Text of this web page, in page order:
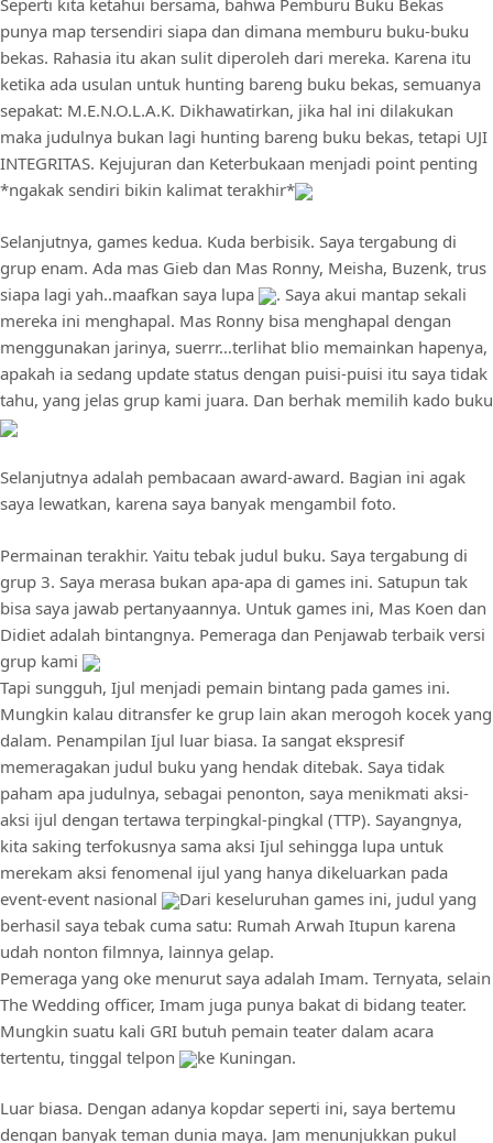
Seperti kita ketahui bersama, bahwa Pemburu Buku Bekas
punya map tersendiri siapa dan dimana memburu buku-buku
bekas. Rahasia itu akan sulit diperoleh dari mereka. Karena itu
ketika ada usulan untuk hunting bareng buku bekas, semuanya
sepakat: M.E.N.O.L.A.K. Dikhawatirkan, jika hal ini dilakukan
maka judulnya bukan lagi hunting bareng buku bekas, tetapi UJI
INTEGRITAS. Kejujuran dan Keterbukaan menjadi point penting
*ngakak sendiri bikin kalimat terakhir*
Selanjutnya, games kedua. Kuda berbisik. Saya tergabung di
grup enam. Ada mas Gieb dan Mas Ronny, Meisha, Buzenk, trus
siapa lagi yah..maafkan saya lupa
. Saya akui mantap sekali
mereka ini menghapal. Mas Ronny bisa menghapal dengan
menggunakan jarinya, suerrr…terlihat blio memainkan hapenya,
apakah ia sedang update status dengan puisi-puisi itu saya tidak
tahu, yang jelas grup kami juara. Dan berhak memilih kado buku
Selanjutnya adalah pembacaan award-award. Bagian ini agak
saya lewatkan, karena saya banyak mengambil foto.
Permainan terakhir. Yaitu tebak judul buku. Saya tergabung di
grup 3. Saya merasa bukan apa-apa di games ini. Satupun tak
bisa saya jawab pertanyaannya. Untuk games ini, Mas Koen dan
Didiet adalah bintangnya. Pemeraga dan Penjawab terbaik versi
grup kami
Tapi sungguh, Ijul menjadi pemain bintang pada games ini.
Mungkin kalau ditransfer ke grup lain akan merogoh kocek yang
dalam. Penampilan Ijul luar biasa. Ia sangat ekspresif
memeragakan judul buku yang hendak ditebak. Saya tidak
paham apa judulnya, sebagai penonton, saya menikmati aksi-
aksi ijul dengan tertawa terpingkal-pingkal (TTP). Sayangnya,
kita saking terfokusnya sama aksi Ijul sehingga lupa untuk
merekam aksi fenomenal ijul yang hanya dikeluarkan pada
event-event nasional
Dari keseluruhan games ini, judul yang
berhasil saya tebak cuma satu: Rumah Arwah Itupun karena
udah nonton filmnya, lainnya gelap.
Pemeraga yang oke menurut saya adalah Imam. Ternyata, selain
The Wedding officer, Imam juga punya bakat di bidang teater.
Mungkin suatu kali GRI butuh pemain teater dalam acara
tertentu, tinggal telpon
ke Kuningan.
Luar biasa. Dengan adanya kopdar seperti ini, saya bertemu
dengan banyak teman dunia maya. Jam menunjukkan pukul